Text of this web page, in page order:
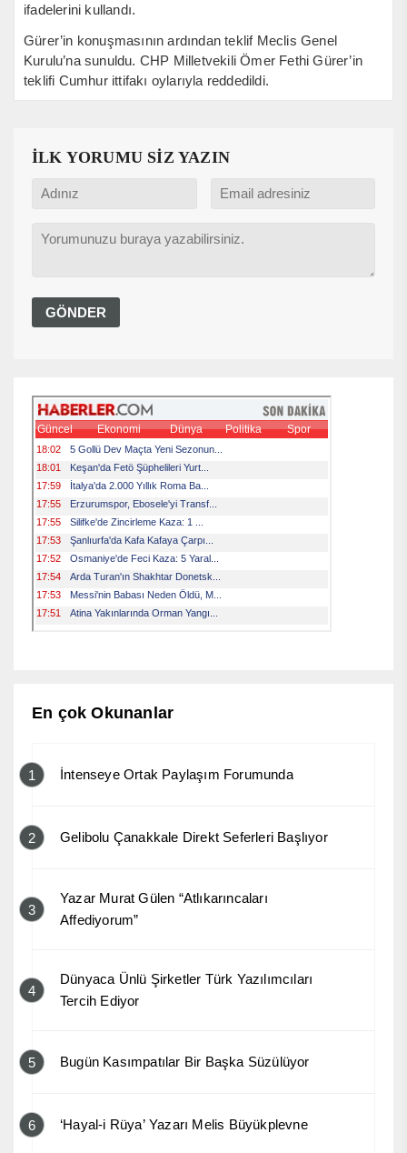
ifadelerini kullandı.
Gürer’in konuşmasının ardından teklif Meclis Genel
Kurulu’na sunuldu. CHP Milletvekili Ömer Fethi Gürer’in
teklifi Cumhur ittifakı oylarıyla reddedildi.
İLK YORUMU SİZ YAZIN
En çok Okunanlar
1 İntenseye Ortak Paylaşım Forumunda
2 Gelibolu Çanakkale Direkt Seferleri Başlıyor
3
Yazar Murat Gülen “Atlıkarıncaları
Affediyorum”
4
Dünyaca Ünlü Şirketler Türk Yazılımcıları
Tercih Ediyor
5 Bugün Kasımpatılar Bir Başka Süzülüyor
6 ‘Hayal-i Rüya’ Yazarı Melis Büyükplevne